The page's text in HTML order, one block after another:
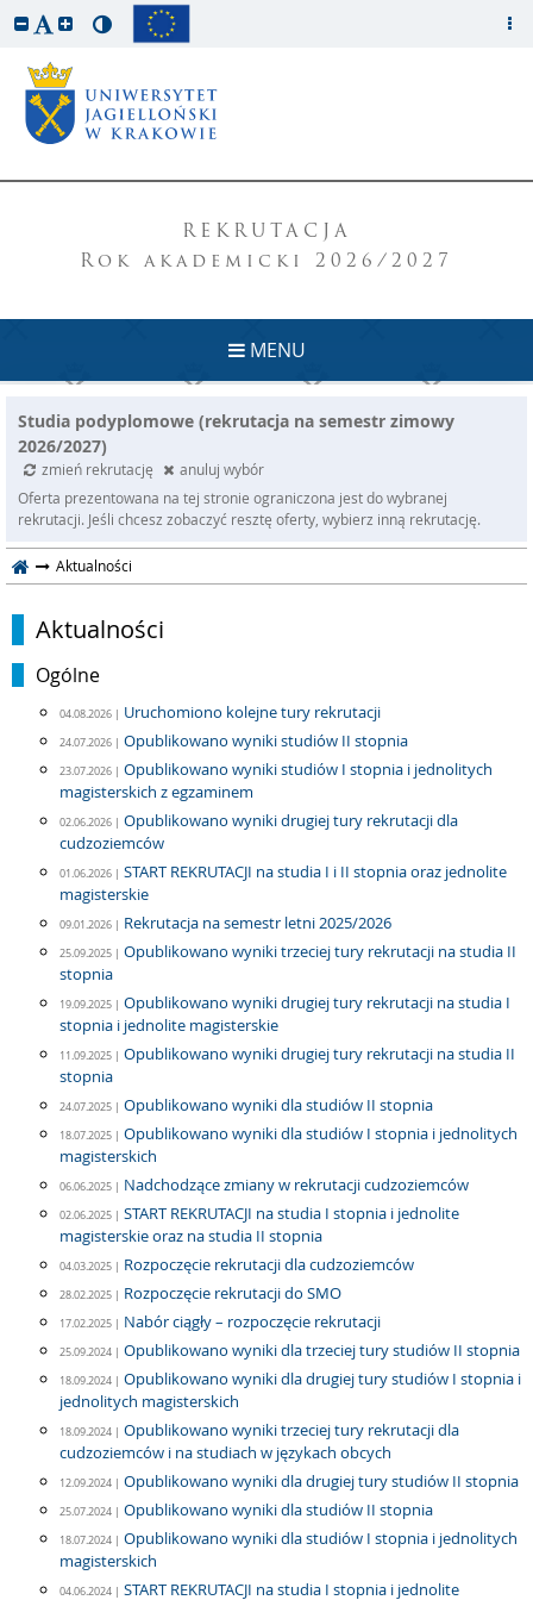
REKRUTACJA
Rok akademicki 2026/2027
MENU
Studia podyplomowe (rekrutacja na semestr zimowy
2026/2027)
zmień rekrutację
anuluj wybór
Oferta prezentowana na tej stronie ograniczona jest do wybranej
rekrutacji. Jeśli chcesz zobaczyć resztę oferty, wybierz inną rekrutację.
Aktualności
Aktualności
Ogólne
04.08.2026 | Uruchomiono kolejne tury rekrutacji
24.07.2026 | Opublikowano wyniki studiów II stopnia
23.07.2026 | Opublikowano wyniki studiów I stopnia i jednolitych
magisterskich z egzaminem
02.06.2026 | Opublikowano wyniki drugiej tury rekrutacji dla
cudzoziemców
01.06.2026 | START REKRUTACJI na studia I i II stopnia oraz jednolite
magisterskie
09.01.2026 | Rekrutacja na semestr letni 2025/2026
25.09.2025 | Opublikowano wyniki trzeciej tury rekrutacji na studia II
stopnia
19.09.2025 | Opublikowano wyniki drugiej tury rekrutacji na studia I
stopnia i jednolite magisterskie
11.09.2025 | Opublikowano wyniki drugiej tury rekrutacji na studia II
stopnia
24.07.2025 | Opublikowano wyniki dla studiów II stopnia
18.07.2025 | Opublikowano wyniki dla studiów I stopnia i jednolitych
magisterskich
06.06.2025 | Nadchodzące zmiany w rekrutacji cudzoziemców
02.06.2025 | START REKRUTACJI na studia I stopnia i jednolite
magisterskie oraz na studia II stopnia
04.03.2025 | Rozpoczęcie rekrutacji dla cudzoziemców
28.02.2025 | Rozpoczęcie rekrutacji do SMO
17.02.2025 | Nabór ciągły – rozpoczęcie rekrutacji
25.09.2024 | Opublikowano wyniki dla trzeciej tury studiów II stopnia
18.09.2024 | Opublikowano wyniki dla drugiej tury studiów I stopnia i
jednolitych magisterskich
18.09.2024 | Opublikowano wyniki trzeciej tury rekrutacji dla
cudzoziemców i na studiach w językach obcych
12.09.2024 | Opublikowano wyniki dla drugiej tury studiów II stopnia
25.07.2024 | Opublikowano wyniki dla studiów II stopnia
18.07.2024 | Opublikowano wyniki dla studiów I stopnia i jednolitych
magisterskich
04.06.2024 | START REKRUTACJI na studia I stopnia i jednolite